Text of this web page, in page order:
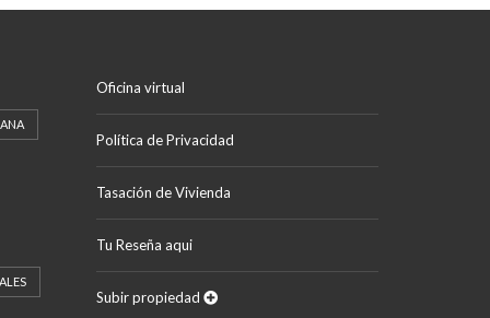
Oficina virtual
Política de Privacidad
Tasación de Vivienda
Tu Reseña aqui
Subir propiedad